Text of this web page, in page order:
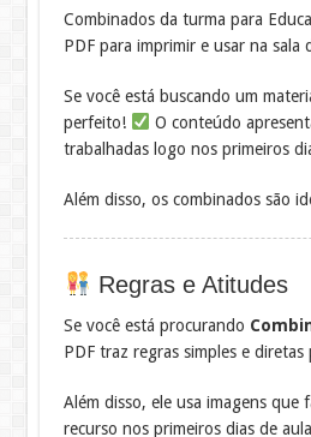
da
Turma
para
Combinados da turma para
PDF para imprimir e usar na sala
Se você está buscando um
perfeito!
O conteúdo
trabalhadas logo nos primeiros
Além disso, os combinados são
Regras e Atitudes
Se você está procurando
PDF traz regras simples e diretas
Além disso, ele usa imagens
recurso nos primeiros dias de